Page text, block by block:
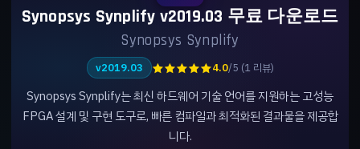
Synopsys Synplify v2019.03 무료 다운로드
Synopsys Synplify
v2019.03 ★★★★★4.0/5 (1 리뷰)
Synopsys Synplify는 최신 하드웨어 기술 언어를 지원하는 고성능
FPGA 설계 및 구현 도구로, 빠른 컴파일과 최적화된 결과물을 제공합
니다.